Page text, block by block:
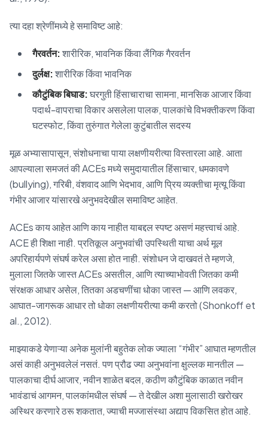
त्या दहा श्रेणींमध्ये हे समाविष्ट आहे:
गैरवर्तन:शारीरिक, भावनिक किंवा लैंगिक गैरवर्तन
दुर्लक्ष:शारीरिक किंवा भावनिक
कौटुंबिक बिघाड:घरगुती हिंसाचाराचा सामना, मानसिक आजार किंवा
पदार्थ-वापराचा विकार असलेला पालक, पालकांचे विभक्तीकरण किंवा
घटस्फोट, किंवा तुरुंगात गेलेला कुटुंबातील सदस्य
मूळ अभ्यासापासून, संशोधनाचा पाया लक्षणीयरीत्या विस्तारला आहे. आता
आपल्याला समजतं की ACEs मध्ये समुदायातील हिंसाचार, धमकावणे
(bullying), गरिबी, वंशवाद आणि भेदभाव, आणि प्रिय व्यक्तीचा मृत्यू किंवा
गंभीर आजार यांसारखे अनुभवदेखील समाविष्ट आहेत.
ACEs काय आहेत आणि काय नाहीत याबद्दल स्पष्ट असणं महत्त्वाचं आहे.
ACE ही शिक्षा नाही. प्रतिकूल अनुभवांची उपस्थिती याचा अर्थ मूल
अपरिहार्यपणे संघर्ष करेल असा होत नाही. संशोधन जे दाखवतं ते म्हणजे,
मुलाला जितके जास्त ACEs असतील, आणि त्याच्याभोवती जितका कमी
संरक्षक आधार असेल, तितका अडचणींचा धोका जास्त — आणि लवकर,
आघात-जागरूक आधार तो धोका लक्षणीयरीत्या कमी करतो (Shonkoff et
al., 2012).
माझ्याकडे येणाऱ्या अनेक मुलांनी बहुतेक लोक ज्याला “गंभीर” आघात म्हणतील
असं काही अनुभवलेलं नसतं. पण प्रौढ ज्या अनुभवांना क्षुल्लक मानतील —
पालकाचा दीर्घ आजार, नवीन शाळेत बदल, कठीण कौटुंबिक काळात नवीन
भावंडाचं आगमन, पालकांमधील संघर्ष — ते देखील अशा मुलासाठी खरोखर
अस्थिर करणारे ठरू शकतात, ज्याची मज्जासंस्था अद्याप विकसित होत आहे.